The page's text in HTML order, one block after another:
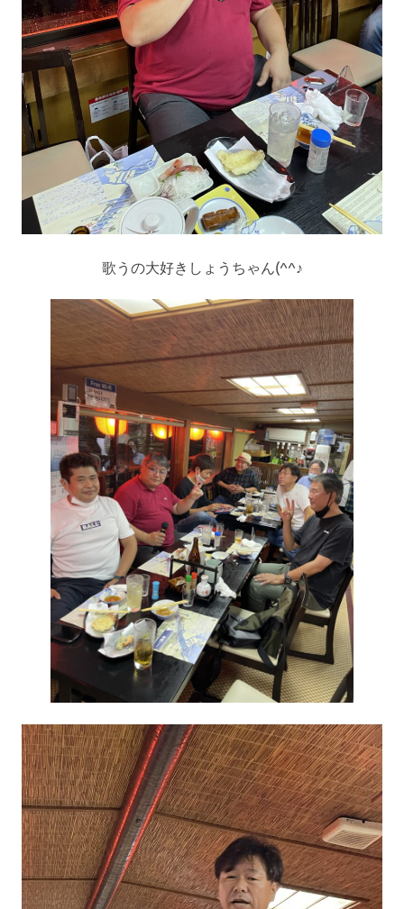
歌うの大好きしょうちゃん(^^♪